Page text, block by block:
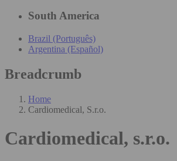
South America
Brazil (Português)
Argentina (Español)
Breadcrumb
Home
Cardiomedical, S.r.o.
Cardiomedical, s.r.o.